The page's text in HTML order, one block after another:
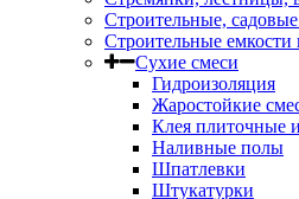
Строительные,
Строительные емкости
Сухие смеси
Гидроизоляция
Жаростойкие
Клея плиточные
Наливные полы
Шпатлевки
Штукатурки